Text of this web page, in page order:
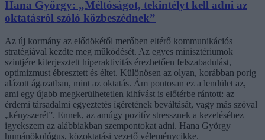
Hana György: „Méltóságot, tekintélyt kell adni az
oktatásról szóló közbeszédnek”
Az új kormány az elődökétől merőben eltérő kommunikációs
stratégiával kezdte meg működését. Az egyes minisztériumok
szintjére kiterjesztett hiperaktivitás érezhetően felszabadulást,
optimizmust ébresztett és éltet. Különösen az olyan, korábban porig
alázott ágazatban, mint az oktatás. Ám pontosan ez a lendület az,
ami egy újabb megkerülhetetlen kihívást is előtérbe rántott: az
érdemi társadalmi egyeztetés ígéretének beváltását, vagy más szóval
„kényszerét”. Ennek, az amúgy pozitív stressznek a kezeléséhez
igyekszem az alábbiakban szempontokat adni. Hana György
humánökológus, közoktatási vezető véleménycikke.